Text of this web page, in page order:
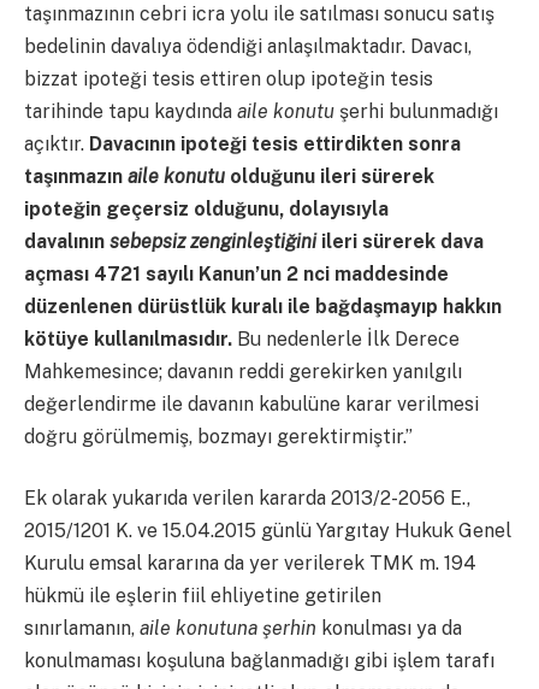
taşınmazının cebri icra yolu ile satılması sonucu satış
bedelinin davalıya ödendiği anlaşılmaktadır. Davacı,
bizzat ipoteği tesis ettiren olup ipoteğin tesis
tarihinde tapu kaydında aile konutu şerhi bulunmadığı
açıktır. Davacının ipoteği tesis ettirdikten sonra
taşınmazın aile konutu olduğunu ileri sürerek
ipoteğin geçersiz olduğunu, dolayısıyla
davalının sebepsiz zenginleştiğiniileri sürerek dava
açması 4721 sayılı Kanun’un 2 nci maddesinde
düzenlenen dürüstlük kuralı ile bağdaşmayıp hakkın
kötüye kullanılmasıdır. Bu nedenlerle İlk Derece
Mahkemesince; davanın reddi gerekirken yanılgılı
değerlendirme ile davanın kabulüne karar verilmesi
doğru görülmemiş, bozmayı gerektirmiştir.”
Ek olarak yukarıda verilen kararda 2013/2-2056 E.,
2015/1201 K. ve 15.04.2015 günlü Yargıtay Hukuk Genel
Kurulu emsal kararına da yer verilerek TMK m. 194
hükmü ile eşlerin fiil ehliyetine getirilen
sınırlamanın, aile konutuna şerhin konulması ya da
konulmaması koşuluna bağlanmadığı gibi işlem tarafı